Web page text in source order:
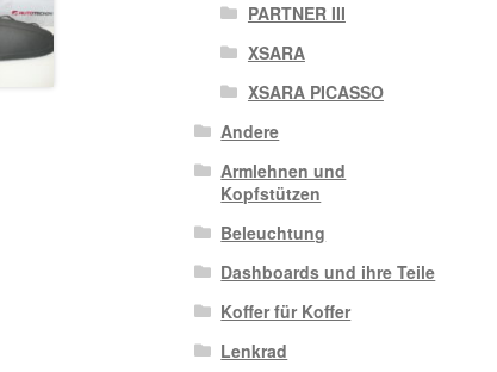
PARTNER III
XSARA
XSARA PICASSO
Andere
Armlehnen und
Kopfstützen
Beleuchtung
Dashboards und ihre Teile
Koffer für Koffer
Lenkrad